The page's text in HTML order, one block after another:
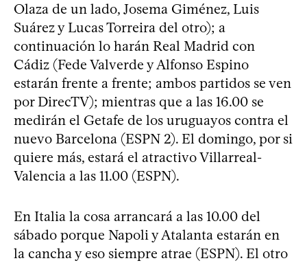
Olaza de un lado, Josema Giménez, Luis
Suárez y Lucas Torreira del otro); a
continuación lo harán Real Madrid con
Cádiz (Fede Valverde y Alfonso Espino
estarán frente a frente; ambos partidos se ven
por DirecTV); mientras que a las 16.00 se
medirán el Getafe de los uruguayos contra el
nuevo Barcelona (ESPN 2). El domingo, por si
quiere más, estará el atractivo Villarreal-
Valencia a las 11.00 (ESPN).
En Italia la cosa arrancará a las 10.00 del
sábado porque Napoli y Atalanta estarán en
la cancha y eso siempre atrae (ESPN). El otro